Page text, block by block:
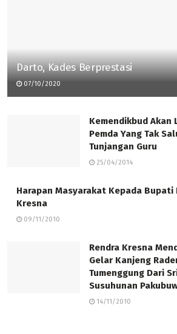
Darto, Kades Berprestasi
07/10/2020
Kemendikbud Akan
Pemda Yang Tak
Tunjangan Guru
25/04/2014
Harapan Masyarakat Kepada Bupati
Kresna
09/11/2010
Rendra Kresna
Gelar Kanjeng
Tumenggung Dari
Susuhunan
14/11/2010